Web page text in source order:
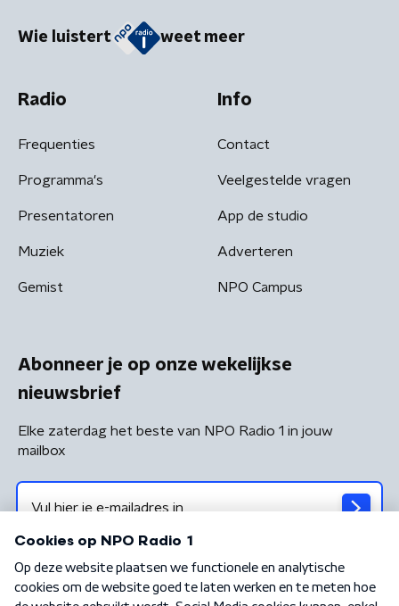
Wie luistert weet meer
Radio
Frequenties
Programma's
Presentatoren
Muziek
Gemist
Info
Contact
Veelgestelde vragen
App de studio
Adverteren
NPO Campus
Abonneer je op onze wekelijkse
nieuwsbrief
Elke zaterdag het beste van NPO Radio 1 in jouw
mailbox